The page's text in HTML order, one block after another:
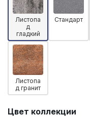
Листопа
д
гладкий
Стандарт
Листопа
д гранит
Цвет коллекции